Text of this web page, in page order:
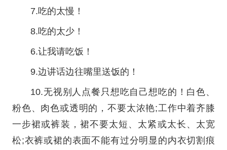
7.吃的太慢！
8.吃的太少！
6.让我请吃饭！
9.边讲话边往嘴里送饭的！
10.无视别人点餐只想吃自己想吃的！白色、
粉色、肉色或透明的，不要太浓艳;工作中着齐膝
一步裙或裤装，裙不要太短、太紧或太长、太宽
松;衣裤或裙的表面不能有过分明显的内衣切割痕